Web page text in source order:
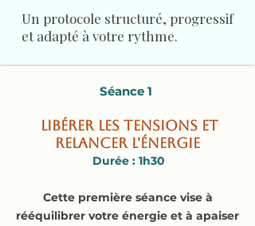
Un protocole structuré, progressif
et adapté à votre rythme.
Séance 1
Libérer les tensions et
relancer l'énergie
Durée : 1h30
Cette première séance vise à
rééquilibrer votre énergie et à apaiser